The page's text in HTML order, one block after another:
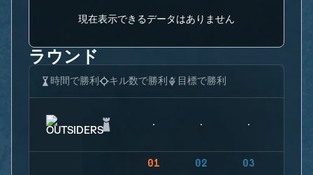
現在表示できるデータはありません
ラウンド
時間で勝利 キル数で勝利 目標で勝利
01 02 03